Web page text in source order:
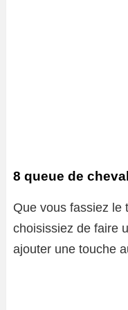
8 queue de cheval
Que vous fassiez le
choisissiez de faire
ajouter une touche